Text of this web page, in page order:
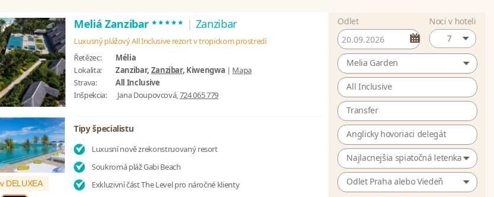
Meliá Zanzibar ***** | Zanzibar
Luxusný plážový All Inclusive rezort v tropickom prostredí
Řetězec:
Mélia
Lokalita:
Zanzibar, Zanzibar, Kiwengwa | Mapa
Strava:
All Inclusive
Inšpekcia:
Jana Doupovcová,724 065 779
DELUXEA
Tipy špecialistu
Luxusní nově zrekonstruovaný resort
Soukromá pláž Gabi Beach
Exkluzivní část The Level pro náročné klienty
Odlet
Noci v hoteli
7
Melia Garden
All Inclusive
Transfer
Anglicky hovoriaci delegát
Najlacnejšia spiatočná letenka
Odlet Praha alebo Viedeň